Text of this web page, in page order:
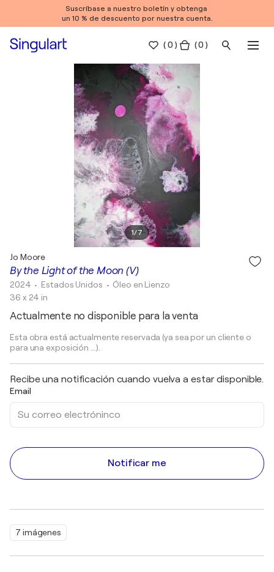
Suscríbase a nuestro boletín y obtenga
un 10 % de descuento por nuestra cuenta.
(0 ) ( 0 )
1/7
7 imágenes
By the Light of the Moon (V)
Jo Moore
2024 • Estados Unidos • Óleo en Lienzo
36 x 24 in
Actualmente no disponible para la venta
Esta obra está actualmente reservada (ya sea por un cliente o
para una exposición ...).
Recibe una notificación cuando vuelva a estar disponible.
Email
Notificar me